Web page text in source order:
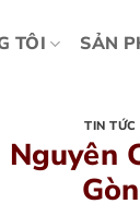
TÔI SẢN
TIN TỨC
Gòn